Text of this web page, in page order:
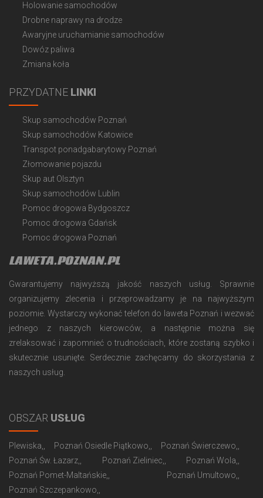
Holowanie samochodów
Drobne naprawy na drodze
Awaryjne uruchamianie samochodów
Dowóz paliwa
Zmiana koła
PRZYDATNE LINKI
Skup samochodów Poznań
Skup samochodów Katowice
Transpot ponadgabarytowy Poznań
Złomowanie pojazdu
Skup aut Olsztyn
Skup samochodów Lublin
Pomoc drogowa Bydgoszcz
Pomoc drogowa Gdańsk
Pomoc drogowa Poznań
LAWETA.POZNAN.PL
Gwarantujemy najwyższą jakość naszych usług. Sprawnie
organizujemy zlecenia i przeprowadzamy je na najwyższym
poziomie. Wystarczy wykonać telefon do laweta Poznań i wezwać
jednego z naszych kierowców, a następnie można się
zrelaksować i zapomnieć o trudnościach, które zostaną szybko i
skutecznie usunięte. Serdecznie zachęcamy do skorzystania z
naszych usług.
OBSZAR USŁUG
Plewiska, Poznań Osiedle Piątkowo,
Poznań Świerczewo,
Poznań Św. Łazarz,
Poznań Zieliniec,
Poznań Wola,
Poznań Pomet-Maltańskie,
Poznań Umultowo,
Poznań Szczepankowo,